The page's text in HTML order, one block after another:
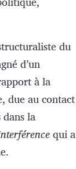
du
d’un
à la
due au contact
la
qui a